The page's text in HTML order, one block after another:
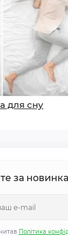
для сну
за
Політика